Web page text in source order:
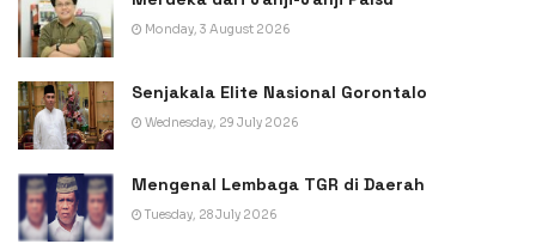
Monday, 3 August 2026
Senjakala Elite Nasional Gorontalo
Wednesday, 29 July 2026
Mengenal Lembaga TGR di Daerah
Tuesday, 28 July 2026